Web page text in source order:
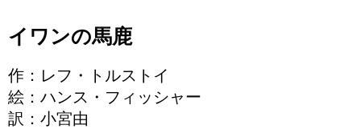
イワンの馬鹿
作：レフ・トルストイ
絵：ハンス・フィッシャー
訳：小宮由